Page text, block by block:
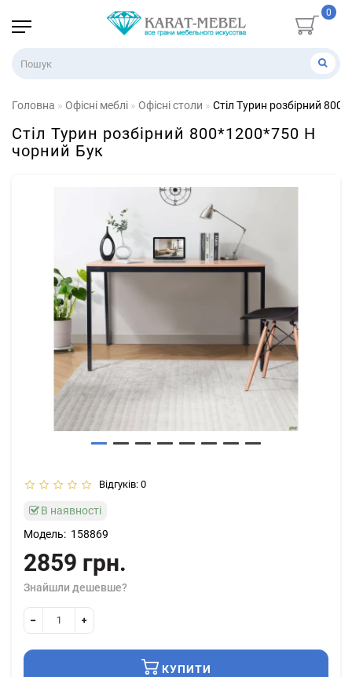
0
Головна Офісні меблі Офісні столи Стіл Турин розбірний
Стіл Турин розбірний 800*1200*750 H
чорний Бук
Відгуків: 0
В наявності
Модель: 158869
2859 грн.
Знайшли дешевше?
КУПИТИ